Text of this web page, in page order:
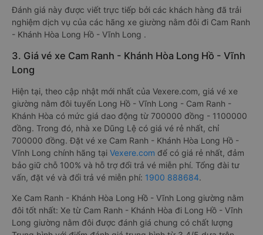
Đánh giá này được viết trực tiếp bởi các khách hàng đã trải
nghiệm dịch vụ của các hãng xe giường nằm đôi đi Cam Ranh
- Khánh Hòa Long Hồ - Vĩnh Long .
3. Giá vé xe Cam Ranh - Khánh Hòa Long Hồ - Vĩnh
Long
Hiện tại, theo cập nhật mới nhất của Vexere.com, giá vé xe
giường nằm đôi tuyến Long Hồ - Vĩnh Long - Cam Ranh -
Khánh Hòa có mức giá dao động từ 700000 đồng - 1100000
đồng. Trong đó, nhà xe Dũng Lệ có giá vé rẻ nhất, chỉ
700000 đồng. Đặt vé xe Cam Ranh - Khánh Hòa Long Hồ -
Vĩnh Long chính hãng tại Vexere.com để có giá rẻ nhất, đảm
bảo giữ chỗ 100% và hỗ trợ đổi trả vé miễn phí. Tổng đài tư
vấn, đặt vé và đổi trả vé miễn phí: 1900 888684.
Xe Cam Ranh - Khánh Hòa Long Hồ - Vĩnh Long giường nằm
đôi tốt nhất: Xe từ Cam Ranh - Khánh Hòa đi Long Hồ - Vĩnh
Long giường nằm đôi được đánh giá chung có chất lượng